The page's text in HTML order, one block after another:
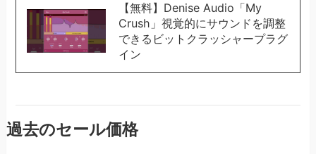
【無料】Denise Audio「My
Crush」視覚的にサウンドを調整
できるビットクラッシャープラグ
イン
過去のセール価格